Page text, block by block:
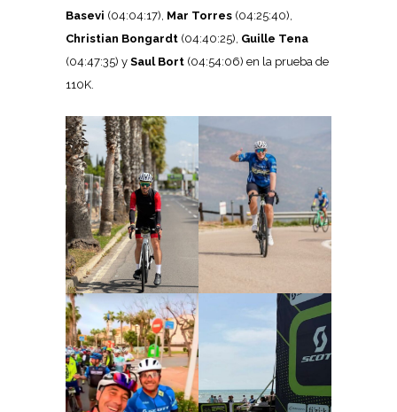
Basevi (04:04:17), Mar Torres (04:25:40),
Christian Bongardt (04:40:25), Guille Tena
(04:47:35) y Saul Bort (04:54:06) en la prueba de
110K.